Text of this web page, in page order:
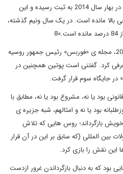
(پیوستن مجدد این منطقه به روسیه) در بهار سال 2014 به ثبت رسیده و این
مانده است. در یک سال ونیم گذشته،
در همین راستا، در ماه نوامبر سال 2014، مجله ی «فوربس» رئیس جمهور روسیه
کرد. گفتنی است پوتین همچنین در
بود یا نه، مشروع بود یا نه، مطابق با
بود یا نه و امثالهم، شبه جزیره ی
بازگرداند؛ روس هایی که تلاش
بین المللی (که سابق بر این در آن قرار
این نقش را بازی کرد.
که به دنبال بازگرداندن غرور ازدست